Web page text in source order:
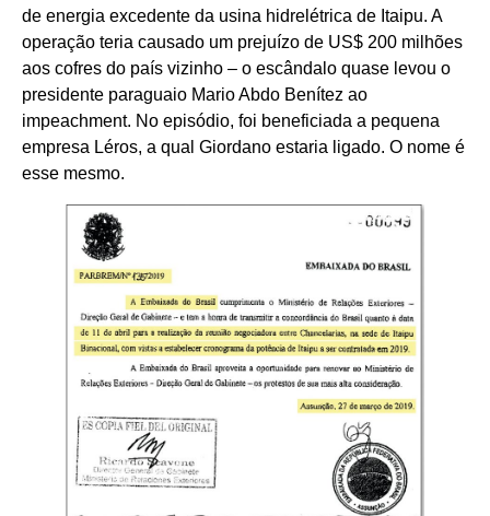
de energia excedente da usina hidrelétrica de Itaipu. A
operação teria causado um prejuízo de US$ 200 milhões
aos cofres do país vizinho – o escândalo quase levou o
presidente paraguaio Mario Abdo Benítez ao
impeachment. No episódio, foi beneficiada a pequena
empresa Léros, a qual Giordano estaria ligado. O nome é
esse mesmo.